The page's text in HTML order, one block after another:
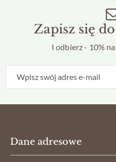
Zapisz się
I odbierz - 10%
Dane adresowe